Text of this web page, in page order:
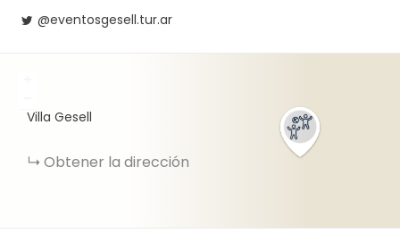
@eventosgesell.tur.ar
Villa Gesell
Obtener la dirección